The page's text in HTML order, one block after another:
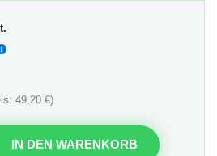
49,20 €)
IN DEN WARENKORB